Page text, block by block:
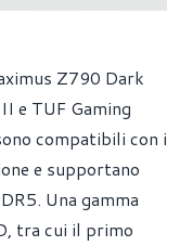
Z790 Dark
e TUF Gaming
compatibili con i
e supportano
Una gamma
tra cui il primo